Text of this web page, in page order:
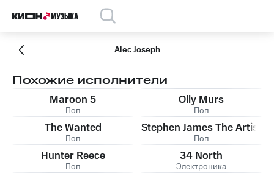
Alec Joseph
Похожие исполнители
Maroon 5
Поп
Olly Murs
Поп
The Wanted
Поп
Stephen James The Artist
Поп
Hunter Reece
Поп
34 North
Электроника